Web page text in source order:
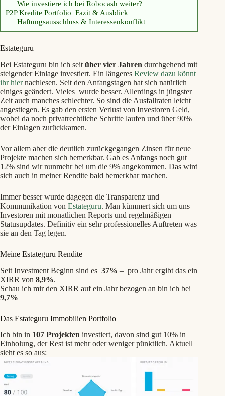
Wie investiere ich bei Robocash weiter?
P2P Kredite Portfolio Fazit & Ausblick
Haftungsausschluss & Interessenkonflikt
Estateguru
Bei Estateguru bin ich seit über vier Jahren durchgehend mit
steigender Einlage investiert. Ein längeres Review dazu könnt
ihr hiernachlesen. Seit den Anfangstagen hat sich natürlich
einiges geändert. Vieles wurde besser. Allerdings in jüngster
Zeit auch manches schlechter. So sind die Ausfallraten leicht
angestiegen. Es gab den ersten Verlust von Investoren Geld,
wobei da noch privatrechtliche Schritte laufen und über 90%
der Einlagen zurückkamen.
Vor allem aber die deutlich zurückgegangen Zinsen für neue
Projekte machen sich bemerkbar. Gab es Anfangs noch gut
12% sind wir nunmehr bei um die 9% angekommen. Das wird
sich auch in meiner Rendite bald bemerkbar machen.
Immer besser wurde dagegen die Transparenz und
Kommunikation von Estateguru. Man kümmert sich um uns
Investoren mit monatlichen Reports und regelmäßigen
Statusupdates. Definitiv ein sehr professionelles Auftreten was
sie an den Tag legen.
Meine Estateguru Rendite
Seit Investment Beginn sind es 37% – pro Jahr ergibt das ein
XIRR von 8,9%.
Schau ich mir den XIRR auf ein Jahr bezogen an bin ich bei
9,7%
Das Estateguru Immobilien Portfolio
Ich bin in 107 Projekten investiert, davon sind gut 10% in
Einholung, der Rest ist mehr oder weniger pünktlich. Aktuell
sieht es so aus: